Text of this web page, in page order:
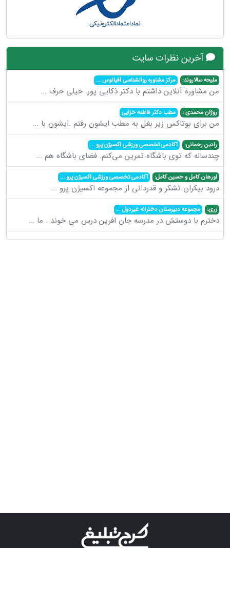
آخرین نظرات سایت
ملیحه سالاروند: مرکز مشاوره روانشناسی اقیانوس...
من مشاوره آنلاین داشتم با دکتر ذکایی پور. خیلی حرف ...
روژان محمدی : مطب دکتر فاطمه خزایی
من برای بوتاکس زیر بغل به مطب ایشون رفتم .ایشون با ...
رادین رحمانی: آکادمی تخصصی ورزشی اکسیژن پرو...
چندساله که توی باشگاه تمرین می‌کنم. فضای باشگاه هم ...
اورهان کامل و حسین کامل: آکادمی تخصصی ورزشی اکسیژن پرو...
درود بیکران تشکر و قدردانی از مجموعه اکسیژن پرو ...
زری: مجموعه دبیرستان دخترانه غیردول...
دخترم با دوستش در مدرسه جان افرین درس می خوند . ما ...